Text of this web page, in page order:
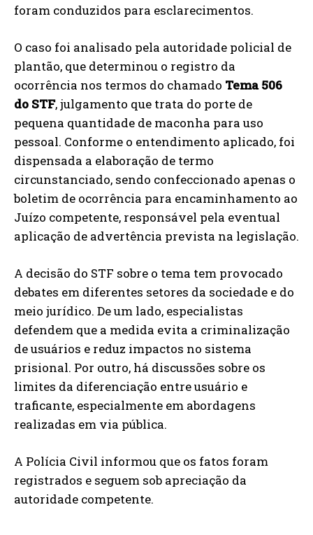
foram conduzidos para esclarecimentos.
O caso foi analisado pela autoridade policial de
plantão, que determinou o registro da
ocorrência nos termos do chamado Tema 506
do STF, julgamento que trata do porte de
pequena quantidade de maconha para uso
pessoal. Conforme o entendimento aplicado, foi
dispensada a elaboração de termo
circunstanciado, sendo confeccionado apenas o
boletim de ocorrência para encaminhamento ao
Juízo competente, responsável pela eventual
aplicação de advertência prevista na legislação.
A decisão do STF sobre o tema tem provocado
debates em diferentes setores da sociedade e do
meio jurídico. De um lado, especialistas
defendem que a medida evita a criminalização
de usuários e reduz impactos no sistema
prisional. Por outro, há discussões sobre os
limites da diferenciação entre usuário e
traficante, especialmente em abordagens
realizadas em via pública.
A Polícia Civil informou que os fatos foram
registrados e seguem sob apreciação da
autoridade competente.